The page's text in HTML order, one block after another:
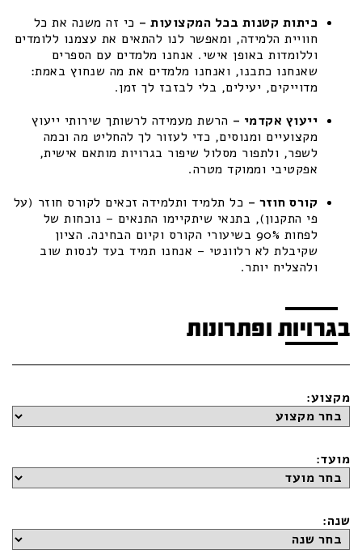
כיתות קטנות בכל המקצועות – כי זה משנה את כל
חוויית הלמידה, ומאפשר לנו להתאים את עצמנו ללומדים
וללומדות באופן אישי. אנחנו מלמדים עם הספרים
שאנחנו כתבנו, ואנחנו מלמדים את מה שנחוץ באמת:
מדוייקים, יעילים, בלי לבזבז לך זמן.
ייעוץ אקדמי – הרשת מעמידה לרשותך שירותי ייעוץ
מקצועיים ומנוסים, כדי לעזור לך להחליט מה וכמה
לשפר, ולתפור מסלול שיפור בגרויות מותאם אישית,
אפקטיבי וממוקד מטרה.
קורס חוזר – כל תלמיד ותלמידה זכאים לקורס חוזר (על
פי התקנון), בתנאי שיתקיימו התנאים – נוכחות של
לפחות 90% בשיעורי הקורס וקיום הבחינה. הציון
שקיבלת לא רלוונטי – אנחנו תמיד בעד לנסות שוב
ולהצליח יותר.
בגרויות ופתרונות
מקצוע:
מועד:
שנה: